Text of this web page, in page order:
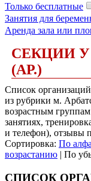
Только бесплатные
Занятия для
Аренда зала или
СЕКЦИИ
(АР.)
Список
из рубрики м.
возрастным
занятиях,
и телефон), отзывы
Сортировка: По
возрастанию | По
СПИСОК